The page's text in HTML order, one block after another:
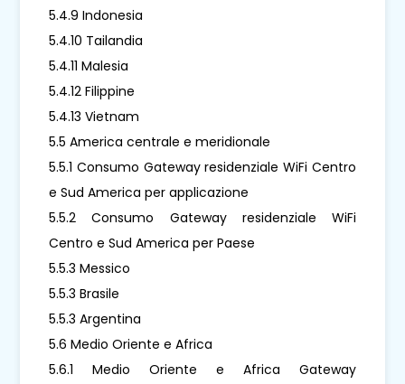
5.4.9 Indonesia
5.4.10 Tailandia
5.4.11 Malesia
5.4.12 Filippine
5.4.13 Vietnam
5.5 America centrale e meridionale
5.5.1 Consumo Gateway residenziale WiFi Centro
e Sud America per applicazione
5.5.2 Consumo Gateway residenziale WiFi
Centro e Sud America per Paese
5.5.3 Messico
5.5.3 Brasile
5.5.3 Argentina
5.6 Medio Oriente e Africa
5.6.1 Medio Oriente e Africa Gateway